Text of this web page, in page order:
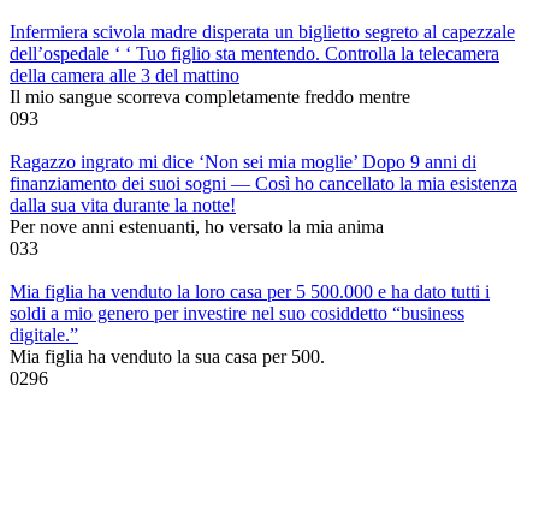
Infermiera scivola madre disperata un biglietto segreto al capezzale
dell’ospedale ‘ ‘ Tuo figlio sta mentendo. Controlla la telecamera
della camera alle 3 del mattino
Il mio sangue scorreva completamente freddo mentre
093
Ragazzo ingrato mi dice ‘Non sei mia moglie’ Dopo 9 anni di
finanziamento dei suoi sogni — Così ho cancellato la mia esistenza
dalla sua vita durante la notte!
Per nove anni estenuanti, ho versato la mia anima
033
Mia figlia ha venduto la loro casa per 5 500.000 e ha dato tutti i
soldi a mio genero per investire nel suo cosiddetto “business
digitale.”
Mia figlia ha venduto la sua casa per 500.
0296